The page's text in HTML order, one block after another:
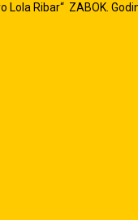
Lola Ribar“ ZABOK.